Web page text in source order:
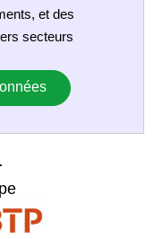
et des
secteurs